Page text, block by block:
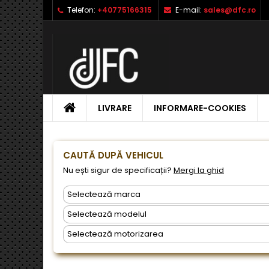
Telefon: +40775166315 E-mail: sales@dfc.ro
ACASALIVRARE INFORMARE-COOKIES
CAUTĂ DUPĂ VEHICUL
Nu ești sigur de specificații? Mergi la ghid